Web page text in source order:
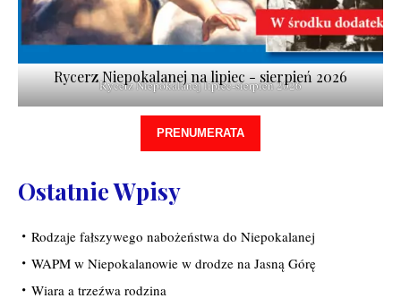
Rycerz Niepokalanej lipiec-sierpień 2026
Rycerz Niepokalanej na lipiec - sierpień 2026
PRENUMERATA
Ostatnie Wpisy
Rodzaje fałszywego nabożeństwa do Niepokalanej
WAPM w Niepokalanowie w drodze na Jasną Górę
Wiara a trzeźwa rodzina